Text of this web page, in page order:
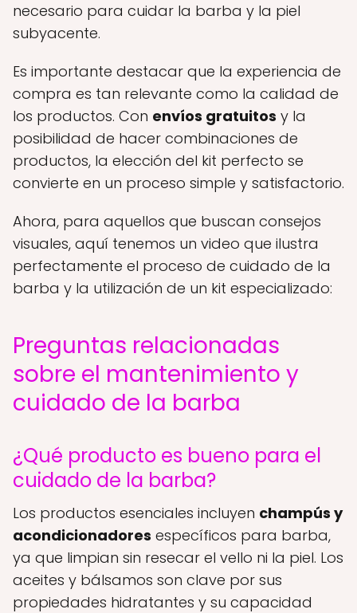
necesario para cuidar la barba y la piel
subyacente.
Es importante destacar que la experiencia de
compra es tan relevante como la calidad de
los productos. Con envíos gratuitos y la
posibilidad de hacer combinaciones de
productos, la elección del kit perfecto se
convierte en un proceso simple y satisfactorio.
Ahora, para aquellos que buscan consejos
visuales, aquí tenemos un video que ilustra
perfectamente el proceso de cuidado de la
barba y la utilización de un kit especializado:
Preguntas relacionadas
sobre el mantenimiento y
cuidado de la barba
¿Qué producto es bueno para el
cuidado de la barba?
Los productos esenciales incluyen champús y
acondicionadores específicos para barba,
ya que limpian sin resecar el vello ni la piel. Los
aceites y bálsamos son clave por sus
propiedades hidratantes y su capacidad